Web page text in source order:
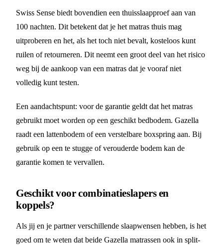
Swiss Sense biedt bovendien een thuisslaapproef aan van
100 nachten. Dit betekent dat je het matras thuis mag
uitproberen en het, als het toch niet bevalt, kosteloos kunt
ruilen of retourneren. Dit neemt een groot deel van het risico
weg bij de aankoop van een matras dat je vooraf niet
volledig kunt testen.
Een aandachtspunt: voor de garantie geldt dat het matras
gebruikt moet worden op een geschikt bedbodem. Gazella
raadt een lattenbodem of een verstelbare boxspring aan. Bij
gebruik op een te stugge of verouderde bodem kan de
garantie komen te vervallen.
Geschikt voor combinatieslapers en
koppels?
Als jij en je partner verschillende slaapwensen hebben, is het
goed om te weten dat beide Gazella matrassen ook in split-